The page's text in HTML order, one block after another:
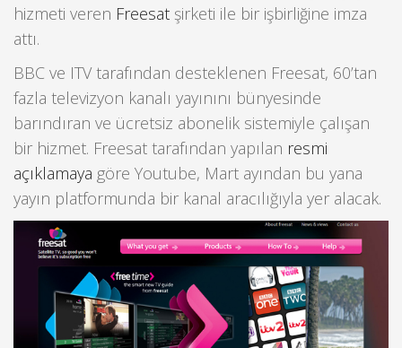
hizmeti veren Freesat şirketi ile bir işbirliğine imza
attı.
BBC ve ITV tarafından desteklenen Freesat, 60’tan
fazla televizyon kanalı yayınını bünyesinde
barındıran ve ücretsiz abonelik sistemiyle çalışan
bir hizmet. Freesat tarafından yapılan resmi
açıklamaya göre Youtube, Mart ayından bu yana
yayın platformunda bir kanal aracılığıyla yer alacak.